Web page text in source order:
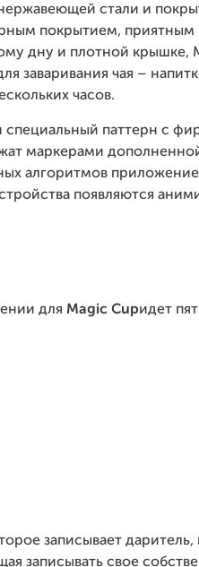
стали и
покрытием, приятным
дну и плотной крышке,
заваривания чая –
часов.
специальный паттерн с
маркерами
алгоритмов приложение
появляются
для Magic Cupидет
записывает
записывать свое